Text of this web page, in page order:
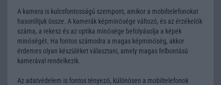
A kamera is kulcsfontosságú szempont, amikor a mobiltelefonokat
hasonlítjuk össze. A kamerák képminősége változó, és az érzékelők
száma, a rekesz és az optika minősége befolyásolja a képek
minőségét. Ha fontos számodra a magas képminőség, akkor
érdemes olyan készüléket választani, amely magas felbontású
kamerával rendelkezik.
Az adatvédelem is fontos tényező, különösen a mobiltelefonok